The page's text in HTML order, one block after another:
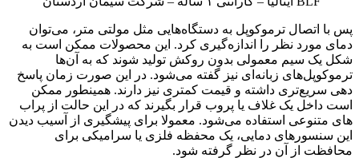
پس با اتصال ترموکوپل به دستگاه‌هایی مثل مولتی متر، می‌توان
دمای مورد نظر را اندازه‌گیری کرد. این محصولات ممکن است به
شکل یک سیم معمولی بدون روکش تولید شوند که به آن‌ها
ترموکوپل‌های زبانه‌ای نیز گفته می‌شود. در این صورت زمان پاسخ
دهی سریع‌تری داشته و قیمت کمتری نیز دارند. همینطور ممکن
است داخل یک غلاف یا پروب قرار بگیرند که در این حالت از پراب
های متنوعی استفاده می‌شود. معمولا برای پیشگیری از آسیب دیدن
این سنسورهای دمایی، یک محفظه فلزی یا سرامیکی برای
محافظت از آن در نظر گرفته شود.